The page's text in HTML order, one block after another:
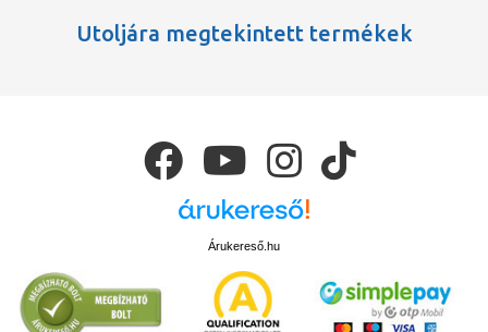
Utoljára megtekintett termékek
Árukereső.hu